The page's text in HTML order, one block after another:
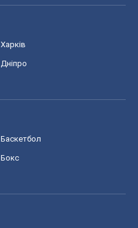
Харків
Дніпро
Баскетбол
Бокс